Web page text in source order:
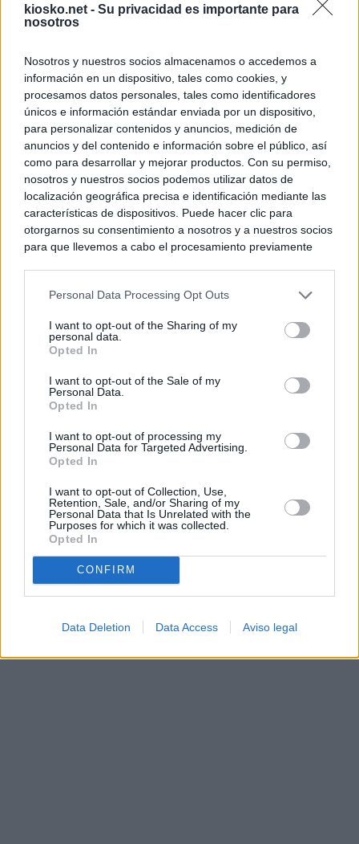
kiosko.net - Su privacidad es importante para
nosotros
Nosotros y nuestros socios almacenamos o accedemos a
información en un dispositivo, tales como cookies, y
procesamos datos personales, tales como identificadores
únicos e información estándar enviada por un dispositivo,
para personalizar contenidos y anuncios, medición de
anuncios y del contenido e información sobre el público, así
como para desarrollar y mejorar productos. Con su permiso,
nosotros y nuestros socios podemos utilizar datos de
localización geográfica precisa e identificación mediante las
características de dispositivos. Puede hacer clic para
otorgarnos su consentimiento a nosotros y a nuestros socios
para que llevemos a cabo el procesamiento previamente
negar su consentimiento. Tenga en cuenta que algún
de su consentimiento, pero usted tiene el derecho de
rechazar tal procesamiento. Sus preferencias se aplicarán
cualquier momento entrando de nuevo en este sitio web o
visitando nuestra política de privacidad.
Personal Data Processing Opt Outs
I want to opt-out of the Sharing of my
personal data.
Opted In
I want to opt-out of the Sale of my
Personal Data.
Opted In
I want to opt-out of processing my
Personal Data for Targeted Advertising.
Opted In
I want to opt-out of Collection, Use,
Retention, Sale, and/or Sharing of my
Personal Data that Is Unrelated with the
Purposes for which it was collected.
Opted In
CONFIRM
Data Deletion Data Access Aviso legal